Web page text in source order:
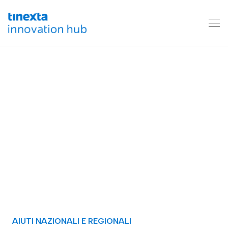
AIUTI NAZIONALI E REGIONALI